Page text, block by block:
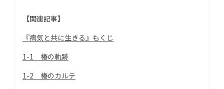
【関連記事】
『病気と共に生きる』もくじ
1-1 椿の軌跡
1-2 椿のカルテ